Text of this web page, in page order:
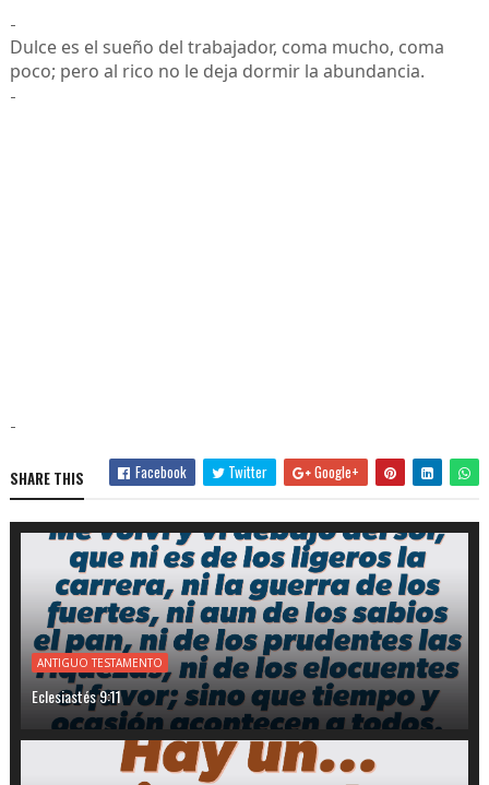
-
Dulce es el sueño del trabajador, coma mucho, coma
poco; pero al rico no le deja dormir la abundancia.
-
-
SHARE THIS Facebook Twitter Google+
ANTIGUO TESTAMENTO
Eclesiastés 9:11